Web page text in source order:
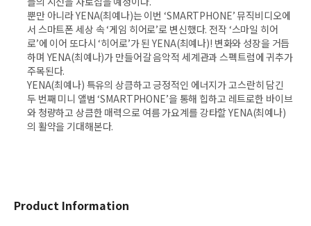
뿐만 아니라 YENA(최예나)는 이번 ‘SMARTPHONE’ 뮤직비디오에
서 스마트폰 세상 속 ‘게임 히어로’로 변신했다. 전작 ‘스마일 히어
로’에 이어 또다시 ‘히어로’가 된 YENA(최예나)! 변화와 성장을 거듭
하며 YENA(최예나)가 만들어갈 음악적 세계관과 스펙트럼에 귀추가
주목된다.
YENA(최예나) 특유의 상큼하고 긍정적인 에너지가 고스란히 담긴
두 번째 미니 앨범 ‘SMARTPHONE’을 통해 힙하고 레트로한 바이브
와 청량하고 상큼한 매력으로 여름 가요계를 강타할 YENA(최예나)
의 활약을 기대해본다.
Product Information